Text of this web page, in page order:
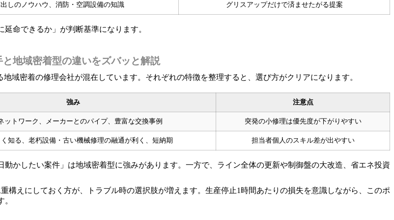
しのノウハウ、消防・空調設備の知識 グリスアップだけで済ませたがる提案
命できるか」が判断基準になります。
地域密着型の違いをズバッと解説
域密着の修理会社が混在しています。それぞれの特徴を整理すると、選び方がクリアになります。
強み 注意点
ットワーク、メーカーとのパイプ、豊富な交換事例 突発の小修理は優先度が下がりやすい
知る、老朽設備・古い機械修理の融通が利く、短納期 担当者個人のスキル差が出やすい
かしたい案件」は地域密着型に強みがあります。一方で、ライン全体の更新や制御盤の大改造、省エネ投資
構えにしておく方が、トラブル時の選択肢が増えます。生産停止1時間あたりの損失を意識しながら、このポ